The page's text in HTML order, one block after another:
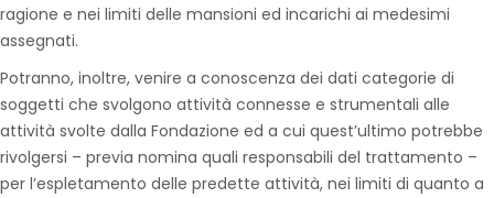
ragione e nei limiti delle mansioni ed incarichi ai medesimi
assegnati.
Potranno, inoltre, venire a conoscenza dei dati categorie di
soggetti che svolgono attività connesse e strumentali alle
attività svolte dalla Fondazione ed a cui quest’ultimo potrebbe
rivolgersi – previa nomina quali responsabili del trattamento –
per l’espletamento delle predette attività, nei limiti di quanto a